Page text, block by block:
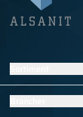
Skabe
Sanitære kabiner